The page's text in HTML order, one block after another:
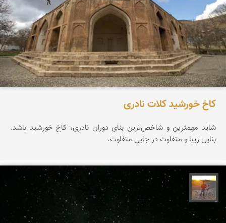
کاخ خورشید کلات نادری
شاید مهمترین و شاخص‌ترین بنای دوران نادری، کاخ خورشید باشد.
بنایی زیبا و متفاوت در جایی متفاوت.
مهدی مخلصیان